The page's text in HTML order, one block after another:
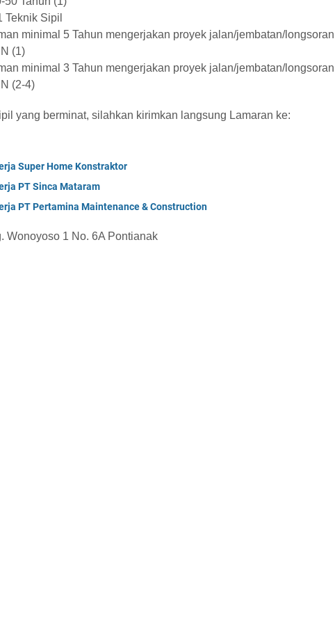
Teknik Sipil
minimal 5 Tahun mengerjakan proyek jalan/jembatan/
(1)
minimal 3 Tahun mengerjakan proyek jalan/jembatan/
(2-4)
yang berminat, silahkan kirimkan langsung Lamaran ke:
Super Home Konstraktor
PT Sinca Mataram
PT Pertamina Maintenance & Construction
Wonoyoso 1 No. 6A Pontianak